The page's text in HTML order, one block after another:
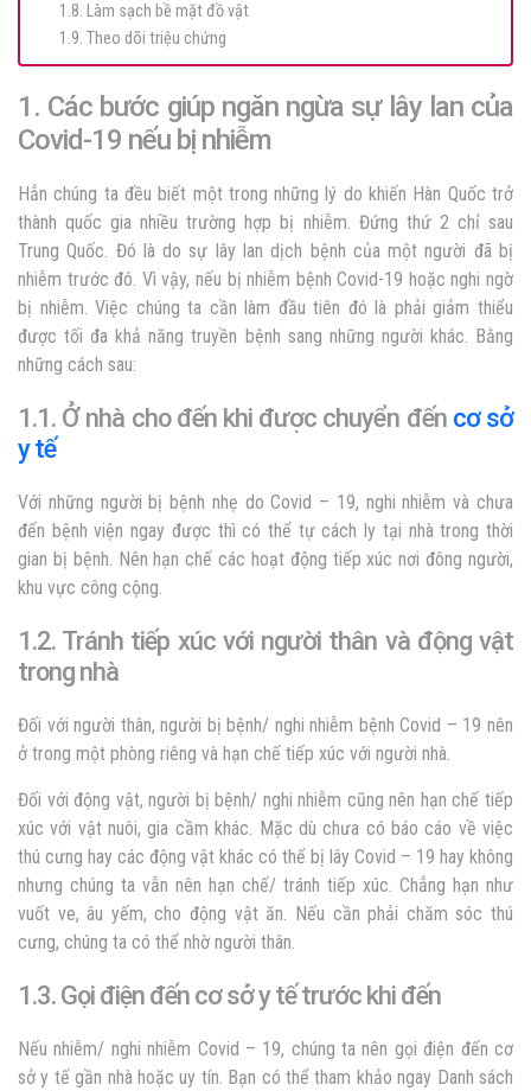
1.8. Làm sạch bề mặt đồ vật
1.9. Theo dõi triệu chứng
1. Các bước giúp ngăn ngừa sự lây lan của
Covid-19 nếu bị nhiễm
Hẳn chúng ta đều biết một trong những lý do khiến Hàn Quốc trở
thành quốc gia nhiều trường hợp bị nhiễm. Đứng thứ 2 chỉ sau
Trung Quốc. Đó là do sự lây lan dịch bệnh của một người đã bị
nhiễm trước đó. Vì vậy, nếu bị nhiễm bệnh Covid-19 hoặc nghi ngờ
bị nhiễm. Việc chúng ta cần làm đầu tiên đó là phải giảm thiểu
được tối đa khả năng truyền bệnh sang những người khác. Bằng
những cách sau:
1.1. Ở nhà cho đến khi được chuyển đến cơ sở
y tế
Với những người bị bệnh nhẹ do Covid – 19, nghi nhiễm và chưa
đến bệnh viện ngay được thì có thể tự cách ly tại nhà trong thời
gian bị bệnh. Nên hạn chế các hoạt động tiếp xúc nơi đông người,
khu vực công cộng.
1.2. Tránh tiếp xúc với người thân và động vật
trong nhà
Đối với người thân, người bị bệnh/ nghi nhiễm bệnh Covid – 19 nên
ở trong một phòng riêng và hạn chế tiếp xúc với người nhà.
Đối với động vật, người bị bệnh/ nghi nhiễm cũng nên hạn chế tiếp
xúc với vật nuôi, gia cầm khác. Mặc dù chưa có báo cáo về việc
thú cưng hay các động vật khác có thể bị lây Covid – 19 hay không
nhưng chúng ta vẫn nên hạn chế/ tránh tiếp xúc. Chẳng hạn như
vuốt ve, âu yếm, cho động vật ăn. Nếu cần phải chăm sóc thú
cưng, chúng ta có thể nhờ người thân.
1.3. Gọi điện đến cơ sở y tế trước khi đến
Nếu nhiễm/ nghi nhiễm Covid – 19, chúng ta nên gọi điện đến cơ
sở y tế gần nhà hoặc uy tín. Bạn có thể tham khảo ngay Danh sách